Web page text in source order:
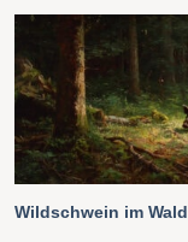
Wildschwein im Wald